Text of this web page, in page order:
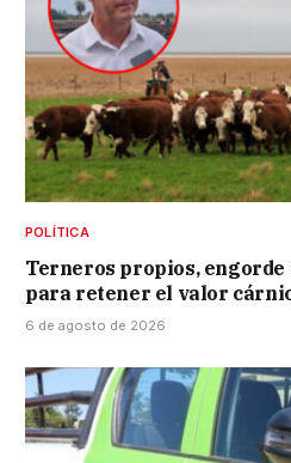
POLÍTICA
Terneros propios,
para retener el valor
6 de agosto de 2026